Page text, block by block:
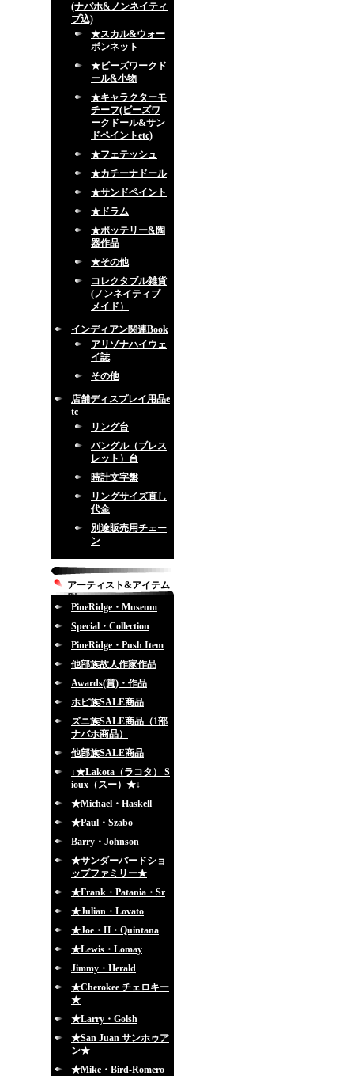
(ナバホ&ノンネイティ
ブ込)
★スカル&ウォー
ボンネット
★ビーズワークド
ール&小物
★キャラクターモ
チーフ(ビーズワ
ークドール&サン
ドペイントetc)
★フェテッシュ
★カチーナドール
★サンドペイント
★ドラム
★ポッテリー&陶
器作品
★その他
コレクタブル雑貨
(ノンネイティブ
メイド）
インディアン関連Book
アリゾナハイウェ
イ誌
その他
店舗ディスプレイ用品e
tc
リング台
バングル（ブレス
レット）台
時計文字盤
リングサイズ直し
代金
別途販売用チェー
ン
アーティスト&アイテム
別
PineRidge・Museum
Special・Collection
PineRidge・Push Item
他部族故人作家作品
Awards(賞)・作品
ホピ族SALE商品
ズニ族SALE商品（1部
ナバホ商品）
他部族SALE商品
↓★Lakota（ラコタ） S
ioux（スー）★↓
★Michael・Haskell
★Paul・Szabo
Barry・Johnson
★サンダーバードショ
ップファミリー★
★Frank・Patania・Sr
★Julian・Lovato
★Joe・H・Quintana
★Lewis・Lomay
Jimmy・Herald
★Cherokee チェロキー
★
★Larry・Golsh
★San Juan サンホゥア
ン★
★Mike・Bird-Romero